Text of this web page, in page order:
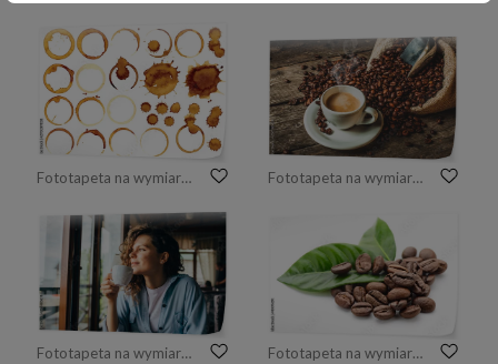
Fototapeta na wymiar Collection vector stains of coffee for grunge design Fototapeta na wymiar coffee background
Fototapeta na wymiar Smiling calm young woman drinking coffee Fototapeta na wymiar Kawa